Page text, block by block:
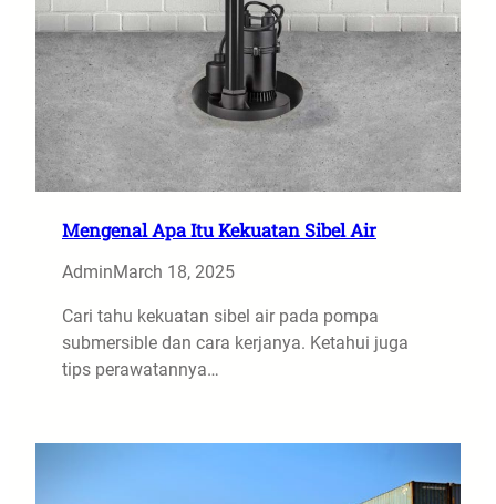
Mengenal Apa Itu Kekuatan Sibel Air
AdminMarch 18, 2025
Cari tahu kekuatan sibel air pada pompa
submersible dan cara kerjanya. Ketahui juga
tips perawatannya…